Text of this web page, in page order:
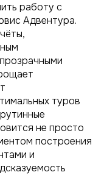
работу с
Адвентура.
туров
не просто
построения
и